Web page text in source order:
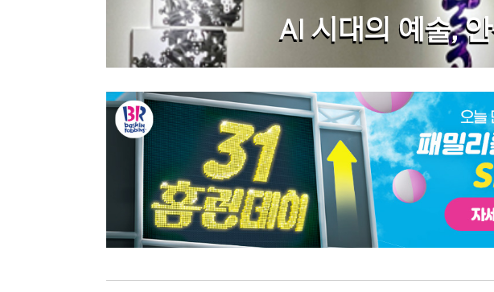
질투와 파멸의 기타 리프, 고전 비극 록으로 부활
7500장 타일의 마법, 전혁림미술관이 된 생가터
스파이더맨 흥행 돌풍, '망각'이 던진 경고
단것만 찾는 당신, 혈당 불균형이 원인일 수도
유격수 고민 끝낸 KIA, 하주석이 살렸다
파도 파도 괴담, 문진희 전 위원장 전면 수사 불가피
데뷔골 아이아스 합격점, 제주의 창은 날카로웠다
"폭염엔 실내가 답"…롯데호텔 월드 매출 35% 쑥
"BTS 굿즈 찾아 한국행" 리커머스 성지순례
통영 가면 꼭 봐야 할 낙조, 달아공원 새 단장
장가현, 현영 연기에 돌직구 "속에 악 없어"
AI 시대의 예술,